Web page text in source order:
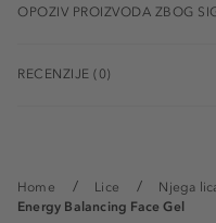
Home Lice Njega
Energy Balancing Face Gel
OPOZIV PROIZVODA ZBOG
RECENZIJE (0)